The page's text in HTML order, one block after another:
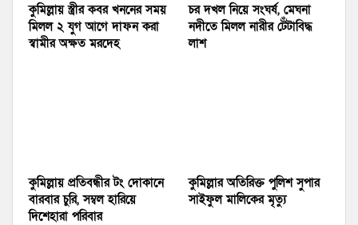
কুমিল্লায় স্ত্রীর কবর খননের সময়
মিলল ২ যুগ আগে দাফন করা
স্বামীর অক্ষত মরদেহ
চর দখল নিয়ে সংঘর্ষ, মেঘনা
নদীতে মিলল নারীর টেঁটাবিদ্ধ
লাশ
কুমিল্লায় প্রতিবন্ধীর টং দোকানে
বারবার চুরি, সম্বল হারিয়ে
দিশেহারা পরিবার
কুমিল্লার অতিরিক্ত পুলিশ সুপার
সাইফুল মালিকের মৃত্যু